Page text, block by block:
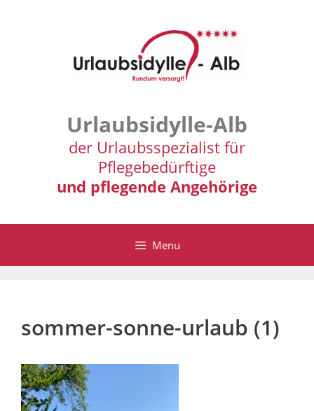
Urlaubsidylle-Alb
der Urlaubsspezialist für
Pflegebedürftige
und pflegende Angehörige
Menu
sommer-sonne-urlaub (1)